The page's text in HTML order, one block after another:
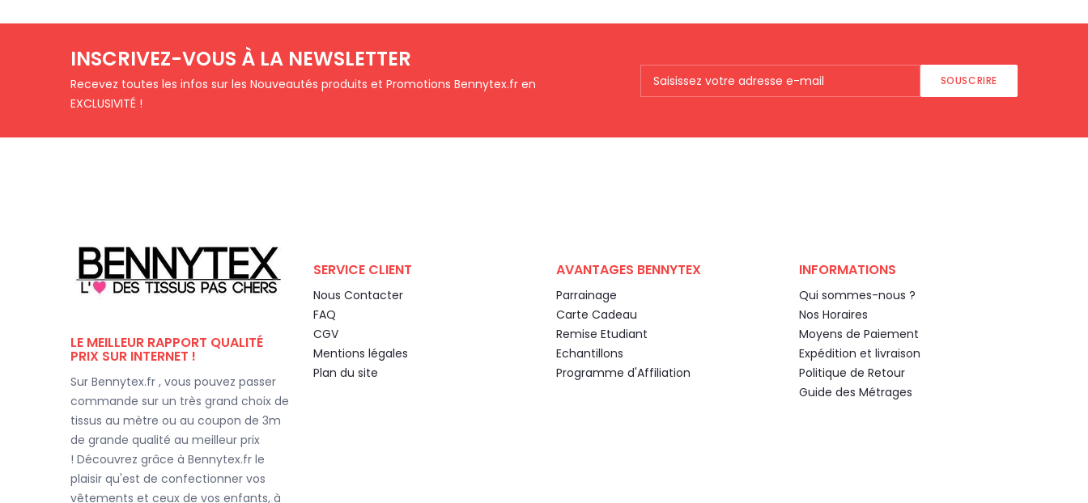
INSCRIVEZ-VOUS À LA NEWSLETTER
Recevez toutes les infos sur les Nouveautés produits et Promotions Bennytex.fr en
EXCLUSIVITÉ !
SOUSCRIRE
LE MEILLEUR RAPPORT QUALITÉ
PRIX SUR INTERNET !
Sur Bennytex.fr , vous pouvez passer
commande sur un très grand choix de
tissus au mètre ou au coupon de 3m
de grande qualité au meilleur prix
! Découvrez grâce à Bennytex.fr le
plaisir qu'est de confectionner vos
vêtements et ceux de vos enfants, à
SERVICE CLIENT
Nous Contacter
FAQ
CGV
Mentions légales
Plan du site
AVANTAGES BENNYTEX
Parrainage
Carte Cadeau
Remise Etudiant
Echantillons
Programme d'Affiliation
INFORMATIONS
Qui sommes-nous ?
Nos Horaires
Moyens de Paiement
Expédition et livraison
Politique de Retour
Guide des Métrages